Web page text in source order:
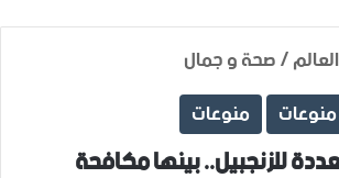
/صحة و جمال
منوعات منوعات
للزنجبيل.. بينها مكافحة